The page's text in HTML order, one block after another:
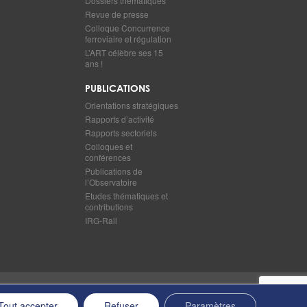
Revue de presse
Colloque Concurrence
ferroviaire et régulation
L’ART célèbre ses 15
ans !
PUBLICATIONS
Orientations stratégiques
Rapports d’activité
Rapports sectoriels
Colloques et
conférences
Publications de
l’Observatoire
Etudes thématiques et
contributions
IRG-Rail